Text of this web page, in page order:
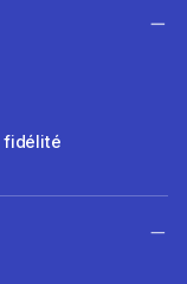
fidélité